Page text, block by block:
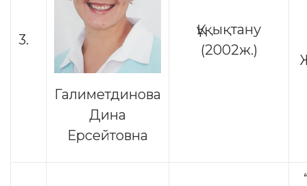
3.
Галиметдинова
Дина
Ерсейтовна
Құқықтану
(2002ж.)